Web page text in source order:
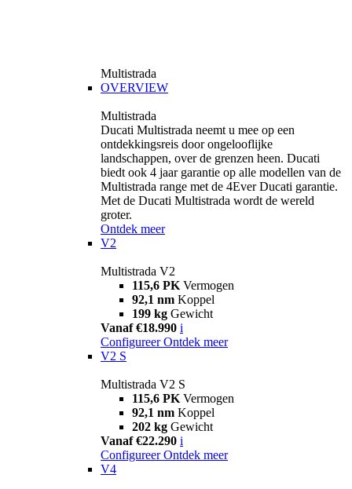
Multistrada
OVERVIEW
Multistrada
Ducati Multistrada neemt u mee op een
ontdekkingsreis door ongelooflijke
landschappen, over de grenzen heen. Ducati
biedt ook 4 jaar garantie op alle modellen van de
Multistrada range met de 4Ever Ducati garantie.
Met de Ducati Multistrada wordt de wereld
groter.
Ontdek meer
V2
Multistrada V2
115,6 PK Vermogen
92,1 nm Koppel
199 kg Gewicht
Vanaf €18.990 i
Configureer Ontdek meer
V2 S
Multistrada V2 S
115,6 PK Vermogen
92,1 nm Koppel
202 kg Gewicht
Vanaf €22.290 i
Configureer Ontdek meer
V4